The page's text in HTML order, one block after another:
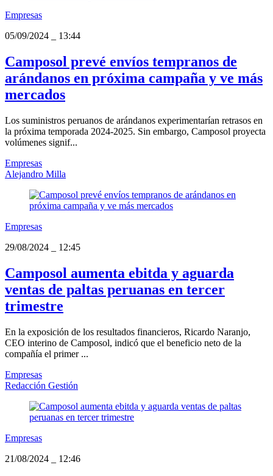
Empresas
05/09/2024
13:44
Camposol prevé envíos tempranos de
arándanos en próxima campaña y ve más
mercados
Los suministros peruanos de arándanos experimentarían retrasos en
la próxima temporada 2024-2025. Sin embargo, Camposol proyecta
volúmenes signif...
Empresas
Alejandro Milla
Empresas
29/08/2024
12:45
Camposol aumenta ebitda y aguarda
ventas de paltas peruanas en tercer
trimestre
En la exposición de los resultados financieros, Ricardo Naranjo,
CEO interino de Camposol, indicó que el beneficio neto de la
compañía el primer ...
Empresas
Redacción Gestión
Empresas
21/08/2024
12:46